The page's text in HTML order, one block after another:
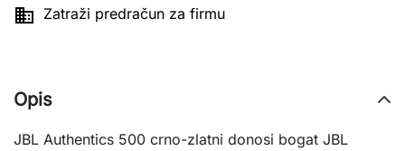
 Zatraži predračun za firmu
Opis
JBL Authentics 500 crno-zlatni donosi bogat JBL